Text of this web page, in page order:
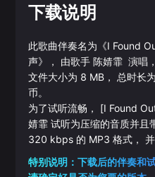
下载说明
此歌曲伴奏名为《I Found
声》， 由歌手 陈婧霏 演唱
文件大小为 8 MB， 总时长
币。
为了试听流畅， [I Found
婧霏 试听为压缩的音质并且
320 kbps 的 MP3 格式，
特别说明：下载后的伴奏和